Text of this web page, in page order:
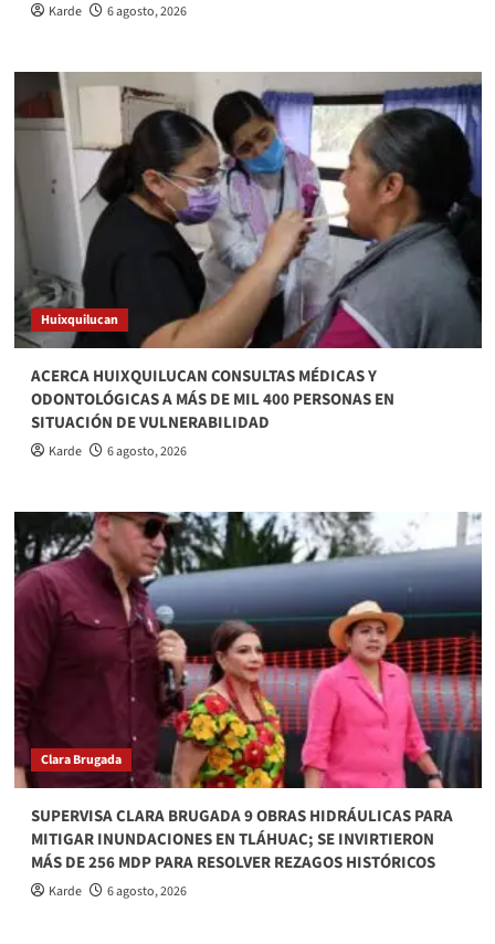
Karde 6 agosto, 2026
Huixquilucan
ACERCA HUIXQUILUCAN CONSULTAS MÉDICAS Y
ODONTOLÓGICAS A MÁS DE MIL 400 PERSONAS EN
SITUACIÓN DE VULNERABILIDAD
Karde 6 agosto, 2026
Clara Brugada
SUPERVISA CLARA BRUGADA 9 OBRAS HIDRÁULICAS PARA
MITIGAR INUNDACIONES EN TLÁHUAC; SE INVIRTIERON
MÁS DE 256 MDP PARA RESOLVER REZAGOS HISTÓRICOS
Karde 6 agosto, 2026